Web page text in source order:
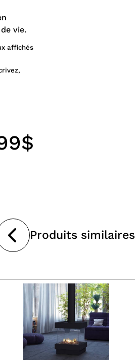
vie.
affichés
Produits similaires